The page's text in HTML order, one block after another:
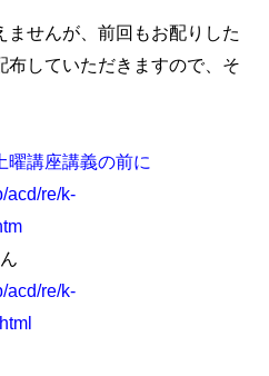
せんが、前回もお配りした
布していただきますので、そ
曜講座講義の前に
acd/re/k-
acd/re/k-